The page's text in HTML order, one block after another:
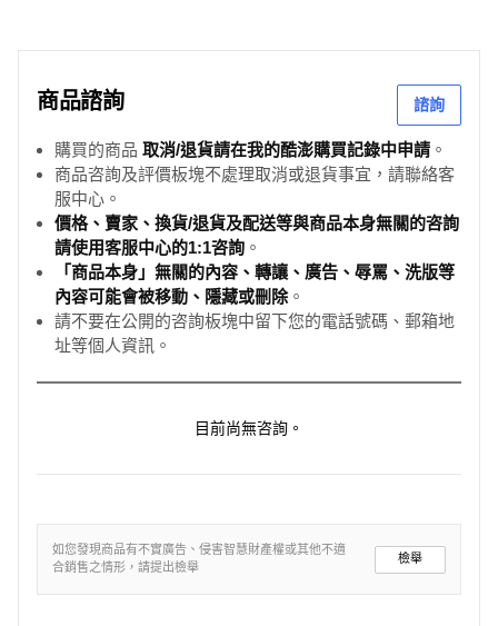
商品諮詢 諮詢
購買的商品 取消/退貨請在我的酷澎購買記錄中申請 。
商品咨詢及評價板塊不處理取消或退貨事宜，請聯絡客
服中心。
價格、賣家、換貨/退貨及配送等與商品本身無關的咨詢
請使用客服中心的1:1咨詢 。
「商品本身」無關的內容、轉讓、廣告、辱罵、洗版等
內容可能會被移動、隱藏或刪除。
請不要在公開的咨詢板塊中留下您的電話號碼、郵箱地
址等個人資訊。
目前尚無咨詢。
如您發現商品有不實廣告、侵害智慧財產權或其他不適
合銷售之情形，請提出檢舉
檢舉